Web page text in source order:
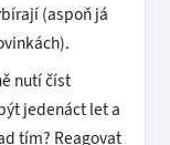
(aspoň já
nutí číst
jedenáct let a
tím? Reagovat